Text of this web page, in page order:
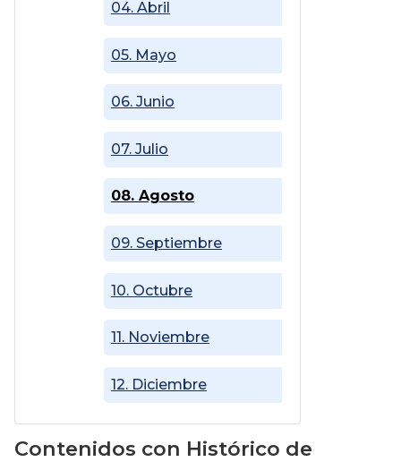
04. Abril
05. Mayo
06. Junio
07. Julio
08. Agosto
09. Septiembre
10. Octubre
11. Noviembre
12. Diciembre
Contenidos con Histórico de